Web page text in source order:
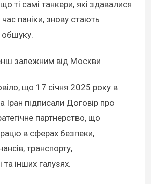
ті самі танкери, які здавалися
паніки, знову стають
обшуку.
залежним від Москви
що 17 січня 2025 року в
Іран підписали Договір про
партнерство, що
в сферах безпеки,
транспорту,
інших галузях.